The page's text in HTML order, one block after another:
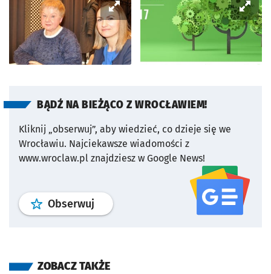
BĄDŹ NA BIEŻĄCO Z WROCŁAWIEM!
Kliknij „obserwuj”, aby wiedzieć, co dzieje się we
Wrocławiu. Najciekawsze wiadomości z
www.wroclaw.pl znajdziesz w Google News!
Obserwuj profil serwisu
ZOBACZ TAKŻE